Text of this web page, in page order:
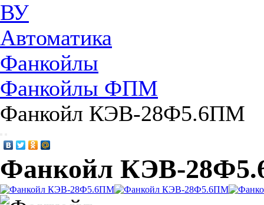
ВУ
Автоматика
Фанкойлы
Фанкойлы ФПМ
Фанкойл КЭВ-28Ф5.6ПМ
Фанкойл КЭВ-